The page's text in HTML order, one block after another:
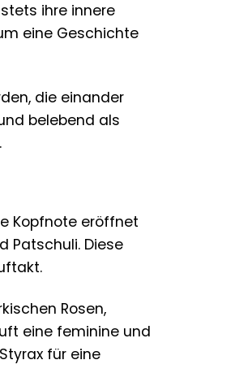
ihre innere
eine Geschichte
die einander
belebend als
Kopfnote eröffnet
Patschuli. Diese
Rosen,
eine feminine und
für eine